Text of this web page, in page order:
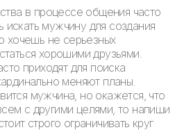
в процессе общения часто
мужчину для создания
хочешь не серьезных
хорошими друзьями.
приходят для поиска
меняют планы.
мужчина, но окажется, что
с другими целями, то напиши
строго ограничивать круг